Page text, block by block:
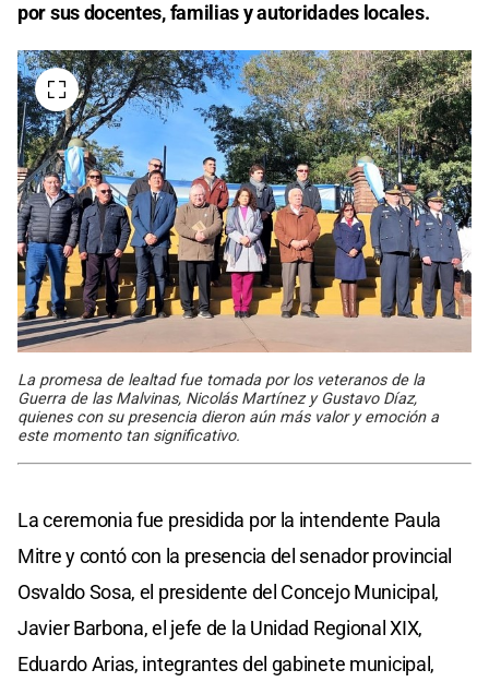
por sus docentes, familias y autoridades locales.
La promesa de lealtad fue tomada por los veteranos de la
Guerra de las Malvinas, Nicolás Martínez y Gustavo Díaz,
quienes con su presencia dieron aún más valor y emoción a
este momento tan significativo.
La ceremonia fue presidida por la intendente Paula
Mitre y contó con la presencia del senador provincial
Osvaldo Sosa, el presidente del Concejo Municipal,
Javier Barbona, el jefe de la Unidad Regional XIX,
Eduardo Arias, integrantes del gabinete municipal,